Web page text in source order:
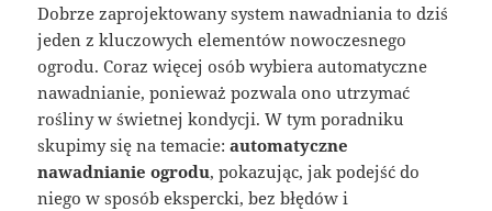
Dobrze zaprojektowany system nawadniania to dziś
jeden z kluczowych elementów nowoczesnego
ogrodu. Coraz więcej osób wybiera automatyczne
nawadnianie, ponieważ pozwala ono utrzymać
rośliny w świetnej kondycji. W tym poradniku
skupimy się na temacie:automatyczne
nawadnianie ogrodu, pokazując, jak podejść do
niego w sposób ekspercki, bez błędów i